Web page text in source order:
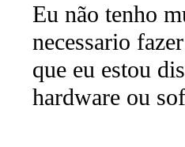
Eu não tenho
necessario
que eu estou
hardware ou